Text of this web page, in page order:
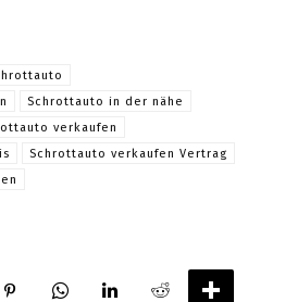
Schrottauto in der nähe
verkaufen
Schrottauto verkaufen Vertrag